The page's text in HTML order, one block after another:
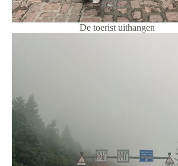
De toerist uithangen